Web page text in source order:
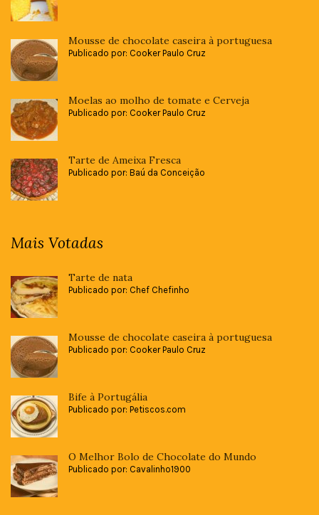
Mousse de chocolate caseira à portuguesa
Publicado por: Cooker Paulo Cruz
Moelas ao molho de tomate e Cerveja
Publicado por: Cooker Paulo Cruz
Tarte de Ameixa Fresca
Publicado por: Baú da Conceição
Mais Votadas
Tarte de nata
Publicado por: Chef Chefinho
Mousse de chocolate caseira à portuguesa
Publicado por: Cooker Paulo Cruz
Bife à Portugália
Publicado por: Petiscos.com
O Melhor Bolo de Chocolate do Mundo
Publicado por: Cavalinho1900